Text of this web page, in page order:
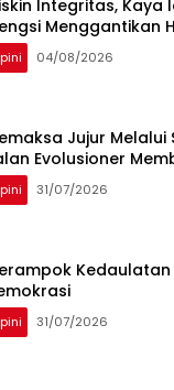
Integritas, Kaya
Menggantikan
04/08/2026
Jujur Melalui
Evolusioner
31/07/2026
31/07/2026